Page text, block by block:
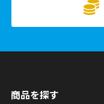
商品を探す